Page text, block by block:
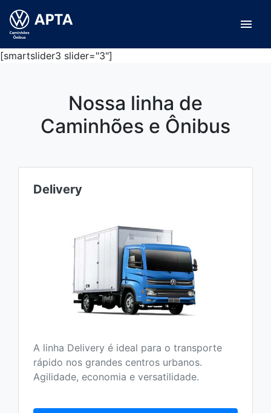
menu
[smartslider3 slider="3"]
Nossa linha de
Caminhões e Ônibus
Delivery
A linha Delivery é ideal para o transporte
rápido nos grandes centros urbanos.
Agilidade, economia e versatilidade.